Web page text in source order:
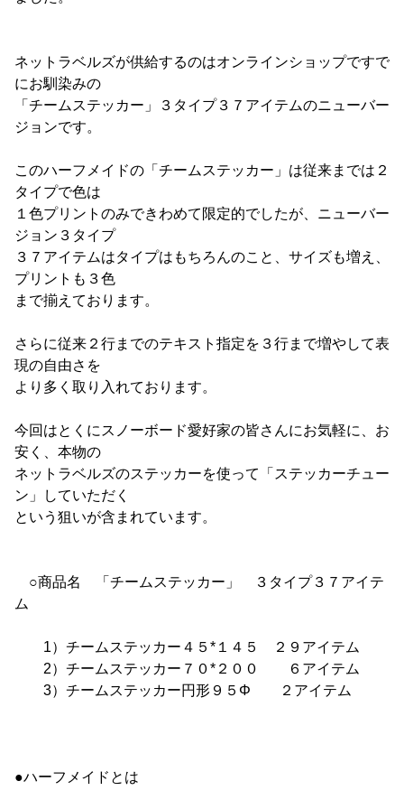
ネットラベルズが供給するのはオンラインショップですで
にお馴染みの
「チームステッカー」３タイプ３７アイテムのニューバー
ジョンです。
このハーフメイドの「チームステッカー」は従来までは２
タイプで色は
１色プリントのみできわめて限定的でしたが、ニューバー
ジョン３タイプ
３７アイテムはタイプはもちろんのこと、サイズも増え、
プリントも３色
まで揃えております。
さらに従来２行までのテキスト指定を３行まで増やして表
現の自由さを
より多く取り入れております。
今回はとくにスノーボード愛好家の皆さんにお気軽に、お
安く、本物の
ネットラベルズのステッカーを使って「ステッカーチュー
ン」していただく
という狙いが含まれています。
○商品名 「チームステッカー」 ３タイプ３７アイテ
ム
1）チームステッカー４５*１４５ ２９アイテム
2）チームステッカー７０*２００ ６アイテム
3）チームステッカー円形９５Φ ２アイテム
●ハーフメイドとは